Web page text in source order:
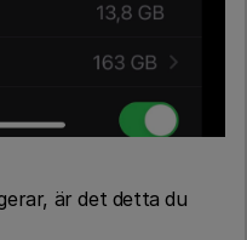
är det detta du